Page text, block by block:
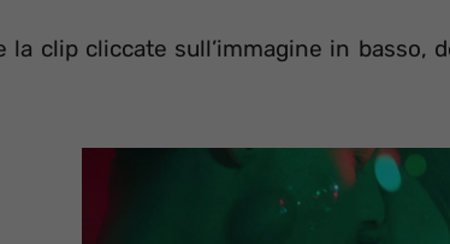
la clip cliccate sull’immagine in basso,